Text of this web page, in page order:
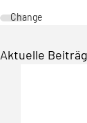
Change
Aktuelle